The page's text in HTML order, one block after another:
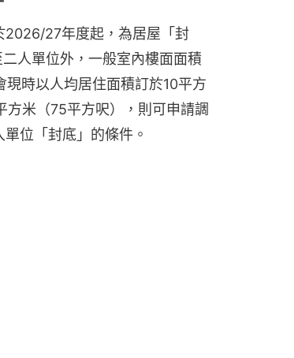
2026/27年度起，為居屋「封
人單位外，一般室內樓面面積
時以人均居住面積訂於10平方
方米（75平方呎），則可申請調
位「封底」的條件。